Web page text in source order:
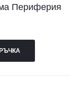
Периферия